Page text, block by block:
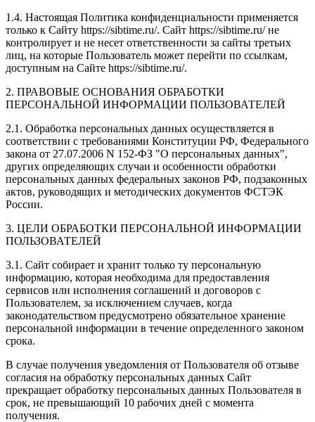
1.4. Настоящая Политика конфиденциальности применяется
только к Сайту https://sibtime.ru/. Сайт https://sibtime.ru/ не
контролирует и не несет ответственности за сайты третьих
лиц, на которые Пользователь может перейти по ссылкам,
доступным на Сайте https://sibtime.ru/.
2. ПРАВОВЫЕ ОСНОВАНИЯ ОБРАБОТКИ
ПЕРСОНАЛЬНОЙ ИНФОРМАЦИИ ПОЛЬЗОВАТЕЛЕЙ
2.1. Обработка персональных данных осуществляется в
соответствии с требованиями Конституции РФ, Федерального
закона от 27.07.2006 N 152-ФЗ "О персональных данных",
других определяющих случаи и особенности обработки
персональных данных федеральных законов РФ, подзаконных
актов, руководящих и методических документов ФСТЭК
России.
3. ЦЕЛИ ОБРАБОТКИ ПЕРСОНАЛЬНОЙ ИНФОРМАЦИИ
ПОЛЬЗОВАТЕЛЕЙ
3.1. Сайт собирает и хранит только ту персональную
информацию, которая необходима для предоставления
сервисов или исполнения соглашений и договоров с
Пользователем, за исключением случаев, когда
законодательством предусмотрено обязательное хранение
персональной информации в течение определенного законом
срока.
В случае получения уведомления от Пользователя об отзыве
согласия на обработку персональных данных Сайт
прекращает обработку персональных данных Пользователя в
срок, не превышающий 10 рабочих дней с момента
получения.